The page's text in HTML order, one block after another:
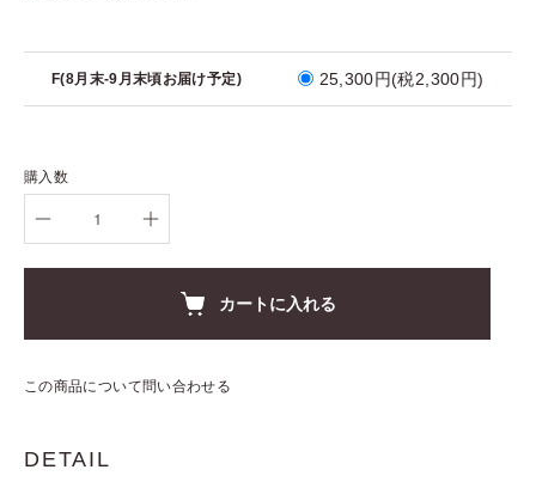
F(8月末-9月末頃お届け予定) 25,300円(税2,300円)
購入数
カートに入れる
この商品について問い合わせる
DETAIL